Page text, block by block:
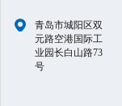
青岛市城阳区双
元路空港国际工
业园长白山路73
号